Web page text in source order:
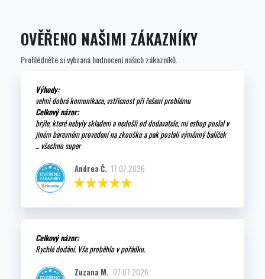
OVĚŘENO NAŠIMI ZÁKAZNÍKY
Prohlédněte si vybraná hodnocení našich zákazníků.
Výhody:
velmi dobrá komunikace, vstřícnost při řešení problému
Celkový názor:
brýle, které nebyly skladem a nedošli od dodavatele, mi eshop poslal v
jiném barevném provedení na zkoušku a pak poslali výměnný balíček
... všechno super
Andrea Č. 17.07.2026
Celkový názor:
Rychlé dodání. Vše proběhlo v pořádku.
Zuzana M. 07.07.2026